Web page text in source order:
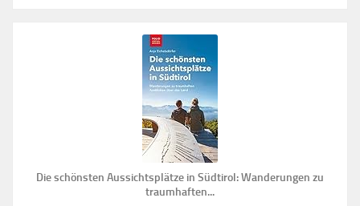
Die schönsten Aussichtsplätze in Südtirol: Wanderungen zu
traumhaften...